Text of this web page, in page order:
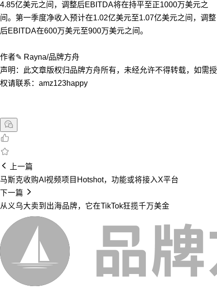
4.85亿美元之间，调整后EBITDA将在持平至正1000万美元之
间。第一季度净收入预计在1.02亿美元至1.07亿美元之间，调整
后EBITDA在600万美元至900万美元之间。
作者✎ Rayna/品牌方舟
声明：此文章版权归品牌方舟所有，未经允许不得转载，如需授
权请联系：amz123happy
上一篇
马斯克收购AI视频项目Hotshot，功能或将接入X平台
下一篇
从义乌大卖到出海品牌，它在TikTok狂揽千万美金